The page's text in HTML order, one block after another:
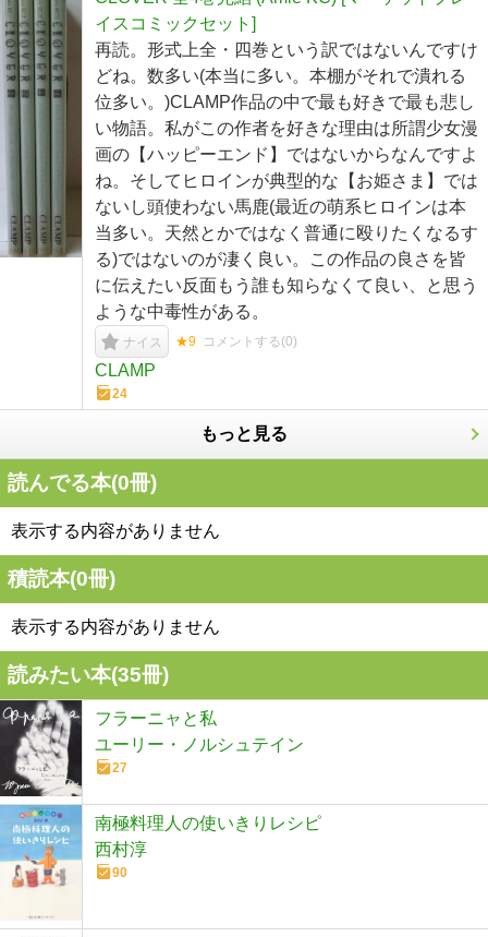
イスコミックセット]
再読。形式上全・四巻という訳ではないんですけ
どね。数多い(本当に多い。本棚がそれで潰れる
位多い。)CLAMP作品の中で最も好きで最も悲し
い物語。私がこの作者を好きな理由は所謂少女漫
画の【ハッピーエンド】ではないからなんですよ
ね。そしてヒロインが典型的な【お姫さま】では
ないし頭使わない馬鹿(最近の萌系ヒロインは本
当多い。天然とかではなく普通に殴りたくなるす
る)ではないのが凄く良い。この作品の良さを皆
に伝えたい反面もう誰も知らなくて良い、と思う
ような中毒性がある。
ナイス ★9 コメントする(0)
CLAMP
24
もっと見る
読んでる本(0冊)
表示する内容がありません
積読本(0冊)
表示する内容がありません
読みたい本(35冊)
フラーニャと私
ユーリー・ノルシュテイン
27
南極料理人の使いきりレシピ
西村淳
90